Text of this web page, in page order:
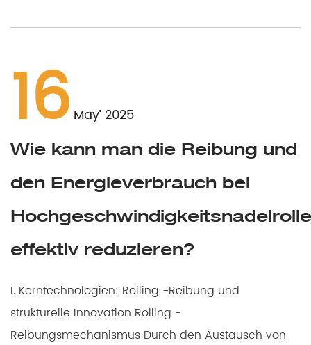
16 May’ 2025
Wie kann man die Reibung und
den Energieverbrauch bei
effektiv reduzieren?
I. Kerntechnologien: Rolling -Reibung und
strukturelle Innovation Rolling -
Reibungsmechanismus Durch den Austausch von